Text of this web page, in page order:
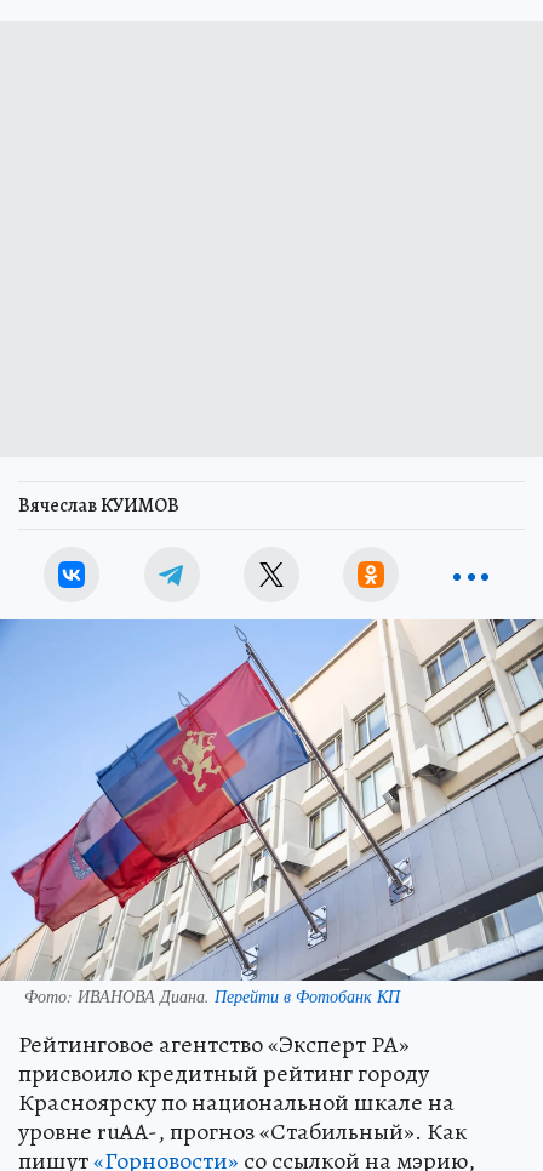
Вячеслав КУИМОВ
Фото: ИВАНОВА Диана. Перейти в Фотобанк КП
Рейтинговое агентство «Эксперт РА»
присвоило кредитный рейтинг городу
Красноярску по национальной шкале на
уровне ruAA-, прогноз «Стабильный». Как
пишут«Горновости» со ссылкой на мэрию,